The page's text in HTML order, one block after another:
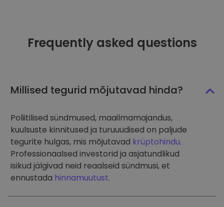
Frequently asked questions
Millised tegurid mõjutavad hinda?
Poliitilised sündmused, maailmamajandus,
kuulsuste kinnitused ja turuuudised on paljude
tegurite hulgas, mis mõjutavad krüptohindu.
Professionaalsed investorid ja asjatundlikud
isikud jälgivad neid reaalseid sündmusi, et
ennustada hinnamuutust.